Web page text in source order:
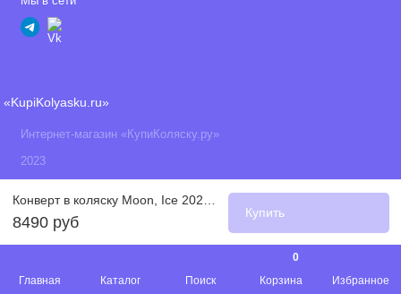
Главная Каталог Поиск Корзина
0
Избранное
8490 руб
Купить
«KupiKolyasku.ru»
Интернет-магазин «КупиКоляску.ру»
2023